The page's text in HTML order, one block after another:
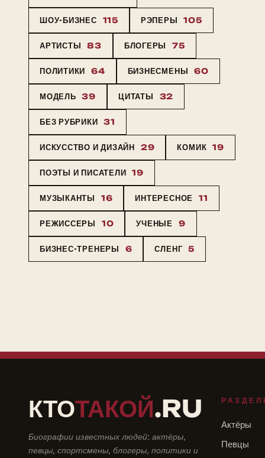
ШОУ-БИЗНЕС 115 РЭПЕРЫ 105
АРТИСТЫ 83 БЛОГЕРЫ 75
ПОЛИТИКИ 64 БИЗНЕСМЕНЫ 60
МОДЕЛЬ 39 ЦИТАТЫ 32
БЕЗ РУБРИКИ 31
ИСКУССТВО И ДИЗАЙН 29 КОМИК 19
ПОЭТЫ И ПИСАТЕЛИ 19
МУЗЫКАНТЫ 16 ИНТЕРЕСНОЕ 11
РЕЖИССЕРЫ 10 УЧЕНЫЕ 9
БИЗНЕС-ТРЕНЕРЫ 6 СЛЕНГ 5
КТОТАКОЙ.RU
Биографии известных людей: актёры,
певцы, спортсмены, блогеры, политики и
Актёры
Певцы